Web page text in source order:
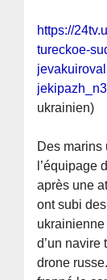
https://
tureckoe-
ukrainien)
Des marins
l’équipage
après une
ont subi
ukrainienne
d’un navire
drone